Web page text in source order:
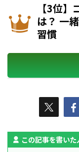
【3位
は？ 一
習慣
この記事を書いた